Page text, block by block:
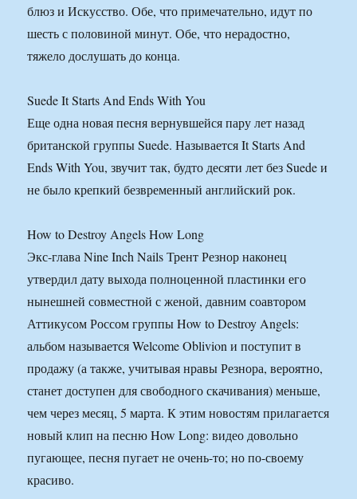
блюз и Искусство. Обе, что примечательно, идут по
шесть с половиной минут. Обе, что нерадостно,
тяжело дослушать до конца.
Suede It Starts And Ends With You
Еще одна новая песня вернувшейся пару лет назад
британской группы Suede. Называется It Starts And
Ends With You, звучит так, будто десяти лет без Suede и
не было крепкий безвременный английский рок.
How to Destroy Angels How Long
Экс-глава Nine Inch Nails Трент Резнор наконец
утвердил дату выхода полноценной пластинки его
нынешней совместной с женой, давним соавтором
Аттикусом Россом группы How to Destroy Angels:
альбом называется Welcome Oblivion и поступит в
продажу (а также, учитывая нравы Резнора, вероятно,
станет доступен для свободного скачивания) меньше,
чем через месяц, 5 марта. К этим новостям прилагается
новый клип на песню How Long: видео довольно
пугающее, песня пугает не очень-то; но по-своему
красиво.